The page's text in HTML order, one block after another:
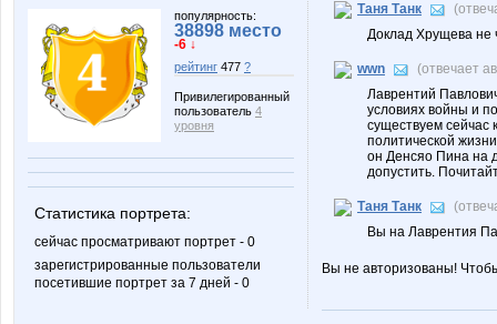
популярность:
38898 место
-6 ↓
рейтинг 477 ?
Привилегированный
пользователь 4
уровня
Статистика портрета:
сейчас просматривают портрет - 0
зарегистрированные пользователи
посетившие портрет за 7 дней - 0
Таня Танк
Доклад Хрущева не
wwn
(отвечает
Лаврентий
условиях войны и
существуем сейчас
политической
он Денсяо Пина на
допустить.
Таня Танк
Вы на Лаврентия
Вы не авторизованы!